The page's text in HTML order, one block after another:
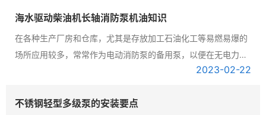
海水驱动柴油机长轴消防泵机油知识
在各种生产厂房和仓库，尤其是存放加工石油化工等易燃易爆的
场所应用较多，常常作为电动消防泵的备用泵，以便在无电力的
情况下可以正常运行，应急抢险，为这些厂区的消防安全上了“双
别就是动力不同，柴油机消防泵就是由柴油机进行驱动运行的。
2023-02-22
不锈钢轻型多级泵的安装要点